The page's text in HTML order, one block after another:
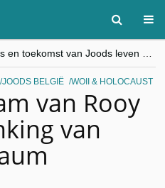
Religieuze besnijdenis en toekomst van Joods leven centraal tijdens conferentie in Brussel
“Besnijdenisdebat toont hoe moeilijk seculiere Westen minderheden begrijpt”, Jinnih Beels (Vooruit)
JOODS BELGIË WOII & HOLOCAUST
van Rooy
van